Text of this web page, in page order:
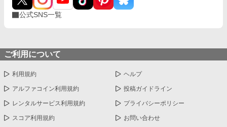
公式SNS一覧
ご利用について
利用規約 ヘルプ
アルファコイン利用規約 投稿ガイドライン
レンタルサービス利用規約 プライバシーポリシー
スコア利用規約 お問い合わせ